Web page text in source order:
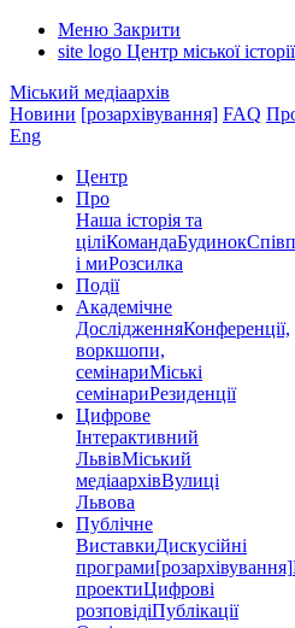
Меню Закрити
site logo Центр міської історії
Міський медіаархів
Новини [розархівування] FAQ
Eng
Центр
Про
Наша історія та
ціліКомандаБудинок
і миРозсилка
Події
Академічне
ДослідженняКонференції,
воркшопи,
семінариМіські
семінариРезиденції
Цифрове
Інтерактивний
ЛьвівМіський
медіаархівВулиці
Львова
Публічне
ВиставкиДискусійні
програми[розархівування]
проектиЦифрові
розповідіПублікації